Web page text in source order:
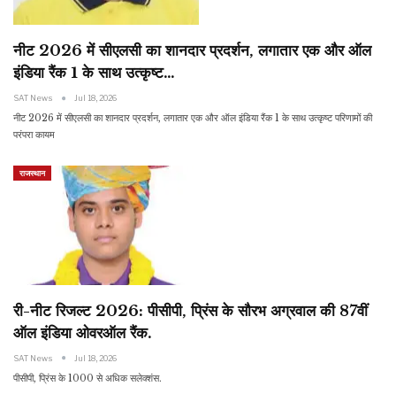
नीट 2026 में सीएलसी का शानदार प्रदर्शन, लगातार एक और ऑल
इंडिया रैंक 1 के साथ उत्कृष्ट…
SAT News Jul 18, 2026
नीट 2026 में सीएलसी का शानदार प्रदर्शन, लगातार एक और ऑल इंडिया रैंक 1 के साथ उत्कृष्ट परिणामों की
परंपरा कायम
राजस्थान
री-नीट रिजल्ट 2026: पीसीपी, प्रिंस के सौरभ अग्रवाल की 87वीं
ऑल इंडिया ओवरऑल रैंक.
SAT News Jul 18, 2026
पीसीपी, प्रिंस के 1000 से अधिक सलेक्शंस.